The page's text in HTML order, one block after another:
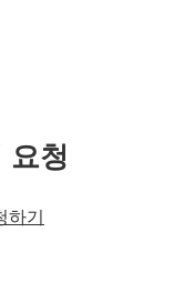
요청
기